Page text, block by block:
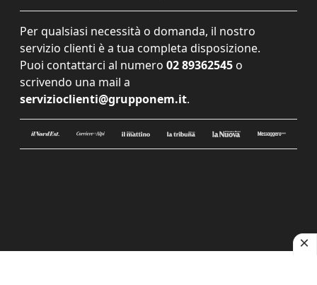
Per qualsiasi necessità o domanda, il nostro
servizio clienti è a tua completa disposizione.
Puoi contattarci al numero 02 89362545 o
scrivendo una mail a
servizioclienti@grupponem.it.